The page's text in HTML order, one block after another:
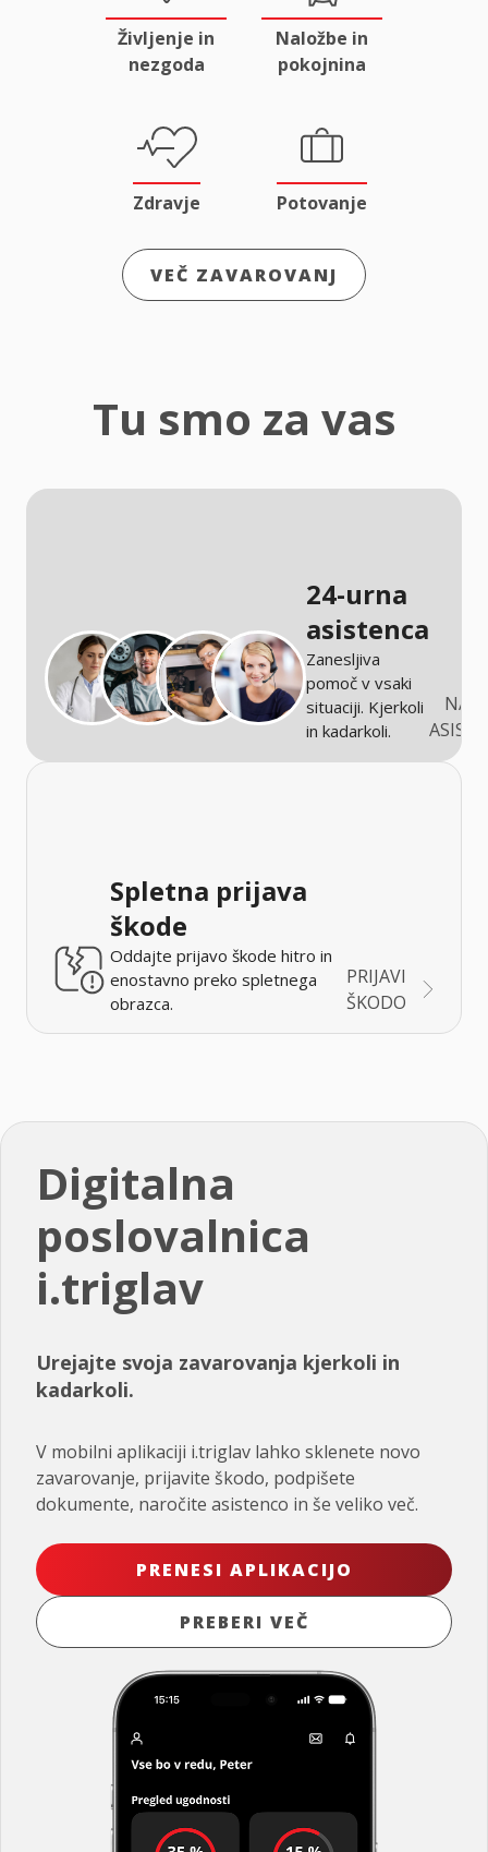
Življenje in
nezgoda
Naložbe in
pokojnina
Zdravje Potovanje
VEČ ZAVAROVANJ
Tu smo za vas
24-urna
asistenca
Zanesljiva
pomoč v vsaki
situaciji. Kjerkoli
in kadarkoli.
Spletna prijava
škode
Oddajte prijavo škode hitro in
enostavno preko spletnega
obrazca.
PRIJAVI
ŠKODO
Digitalna
poslovalnica
i.triglav
Urejajte svoja zavarovanja kjerkoli in
kadarkoli.
V mobilni aplikaciji i.triglav lahko sklenete novo
zavarovanje, prijavite škodo, podpišete
dokumente, naročite asistenco in še veliko več.
PRENESI APLIKACIJO
PREBERI VEČ